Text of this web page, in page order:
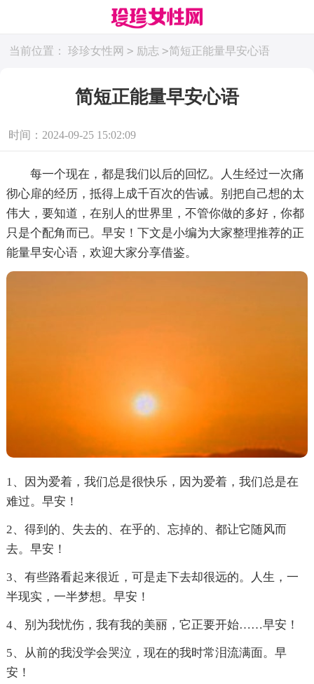
当前位置： 珍珍女性网 > 励志 >简短正能量早安心语
简短正能量早安心语
时间：2024-09-25 15:02:09
每一个现在，都是我们以后的回忆。人生经过一次痛
彻心扉的经历，抵得上成千百次的告诫。别把自己想的太
伟大，要知道，在别人的世界里，不管你做的多好，你都
只是个配角而已。早安！下文是小编为大家整理推荐的正
能量早安心语，欢迎大家分享借鉴。
1、因为爱着，我们总是很快乐，因为爱着，我们总是在
难过。早安！
2、得到的、失去的、在乎的、忘掉的、都让它随风而
去。早安！
3、有些路看起来很近，可是走下去却很远的。人生，一
半现实，一半梦想。早安！
4、别为我忧伤，我有我的美丽，它正要开始……早安！
5、从前的我没学会哭泣，现在的我时常泪流满面。早
安！